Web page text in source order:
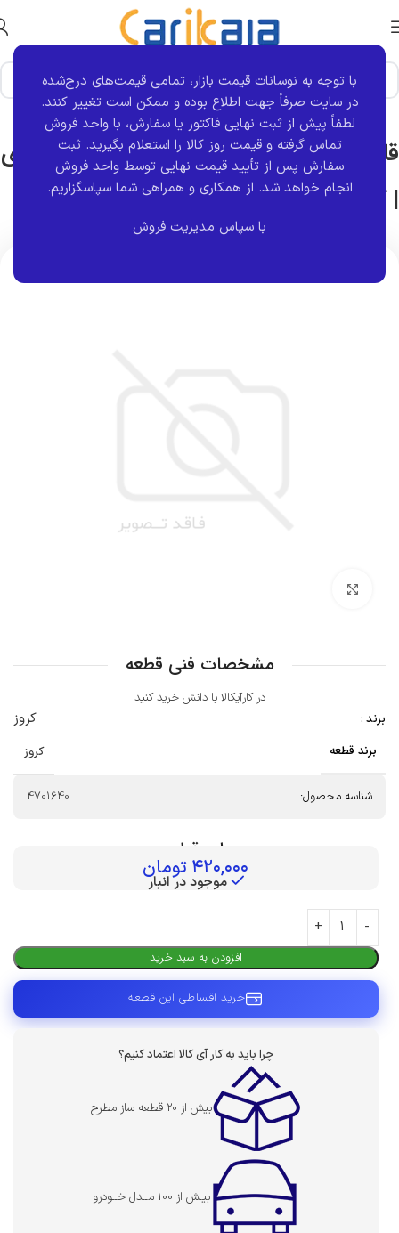
با توجه به نوسانات قیمت بازار، تمامی قیمت‌های درج‌شده
در سایت صرفاً جهت اطلاع بوده و ممکن است تغییر کنند.
لطفاً پیش از ثبت نهایی فاکتور یا سفارش، با واحد فروش
تماس گرفته و قیمت روز کالا را استعلام بگیرید. ثبت
سفارش پس از تأیید قیمت نهایی توسط واحد فروش
انجام خواهد شد. از همکاری و همراهی شما سپاسگزاریم.
با سپاس مدیریت فروش
خانه برند قطعه کروز
قاب روکش آینه (فلاپ) چپ 207 خاکستری
| کروز
مشخصات فنی قطعه
در کارآیکالا با دانش خرید کنید
برند :
کروز
برند قطعه کروز
شناسه محصول: 4701640
بهای قطعه :
۴۲۰,۰۰۰ تومان
موجود در انبار
افزودن به سبد خرید
خرید اقساطی این قطعه
چرا باید به کار آی کالا اعتماد کنیم؟
بیش از 20 قطعه ساز مطرح
بیـش از 100 مــدل خــودرو